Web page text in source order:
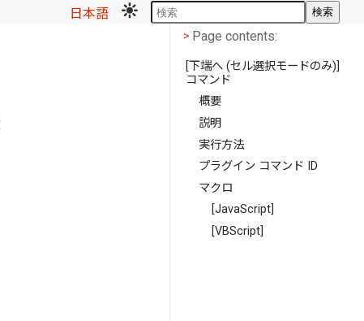
日本語 検索
< Page contents
> Page contents:
[下端へ (セル選択モードのみ)]
コマンド
概要
説明
実行方法
プラグイン コマンド ID
マクロ
[JavaScript]
[VBScript]